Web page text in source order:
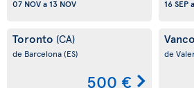
07 NOVa 13 NOV
16 SEPa
Toronto (CA)
de Barcelona(ES)
500 €
de